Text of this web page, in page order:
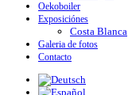
Oekoboiler
Exposiciónes
Costa Blanca
Galeria de fotos
Contacto